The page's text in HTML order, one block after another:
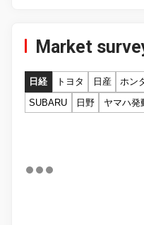
Market
日経 トヨタ 日産 ホン
SUBARU
日野 ヤマハ発